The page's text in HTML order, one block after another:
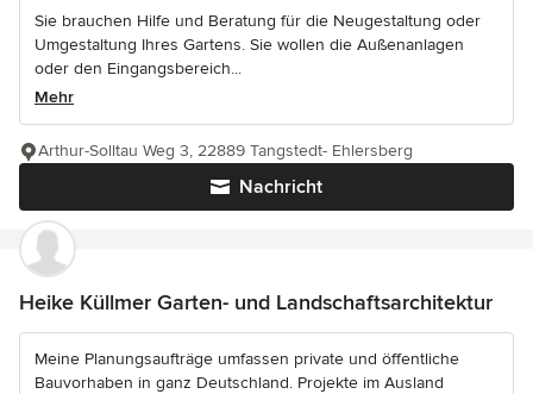
Sie brauchen Hilfe und Beratung für die Neugestaltung oder
Umgestaltung Ihres Gartens. Sie wollen die Außenanlagen
oder den Eingangsbereich...
Mehr
Nachricht
Arthur-Solltau Weg 3, 22889 Tangstedt- Ehlersberg
Heike Küllmer Garten- und Landschaftsarchitektur
Meine Planungsaufträge umfassen private und öffentliche
Bauvorhaben in ganz Deutschland. Projekte im Ausland